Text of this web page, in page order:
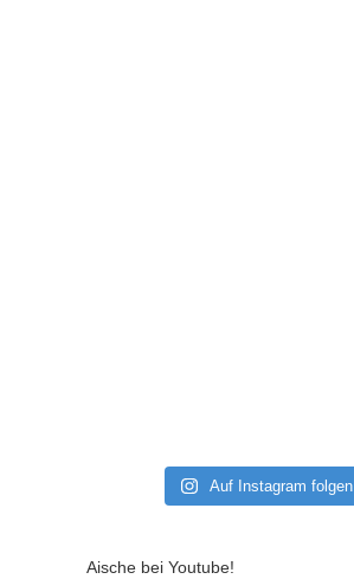
Auf Instagram folgen
Aische bei Youtube!